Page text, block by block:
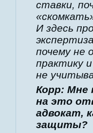
ставки,
И здесь
почему не
практику
не
Корр: Мне
на это
адвокат,
защиты?